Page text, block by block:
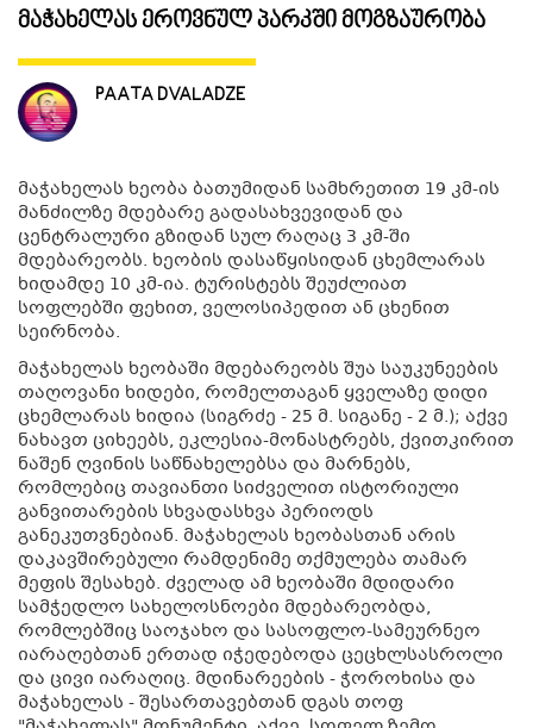
ᲒᲐᲜᲗᲐᲕᲡᲔᲑᲐ ᲓᲐ ᲙᲕᲔᲑᲐ
ᲡᲐᲧᲘᲓᲔᲚᲘ ᲜᲘᲕᲗᲔᲑᲘ
ᲒᲖᲐᲛᲙᲕᲚᲔᲕᲘ
მაჭახელას ეროვნულ პარკში მოგზაურობა
PAATA DVALADZE
მაჭახელას ხეობა ბათუმიდან სამხრეთით 19 კმ-ის
მანძილზე მდებარე გადასახვევიდან და
ცენტრალური გზიდან სულ რაღაც 3 კმ-ში
მდებარეობს. ხეობის დასაწყისიდან ცხემლარას
ხიდამდე 10 კმ-ია. ტურისტებს შეუძლიათ
სოფლებში ფეხით, ველოსიპედით ან ცხენით
სეირნობა.
მაჭახელას ხეობაში მდებარეობს შუა საუკუნეების
თაღოვანი ხიდები, რომელთაგან ყველაზე დიდი
ცხემლარას ხიდია (სიგრძე - 25 მ. სიგანე - 2 მ.); აქვე
ნახავთ ციხეებს, ეკლესია-მონასტრებს, ქვითკირით
ნაშენ ღვინის საწნახელებსა და მარნებს,
რომლებიც თავიანთი სიძველით ისტორიული
განვითარების სხვადასხვა პერიოდს
განეკუთვნებიან. მაჭახელას ხეობასთან არის
დაკავშირებული რამდენიმე თქმულება თამარ
მეფის შესახებ. ძველად ამ ხეობაში მდიდარი
სამჭედლო სახელოსნოები მდებარეობდა,
რომლებშიც საოჯახო და სასოფლო-სამეურნეო
იარაღებთან ერთად იჭედებოდა ცეცხლსასროლი
და ცივი იარაღიც. მდინარეების - ჭოროხისა და
მაჭახელას - შესართავებთან დგას თოფ